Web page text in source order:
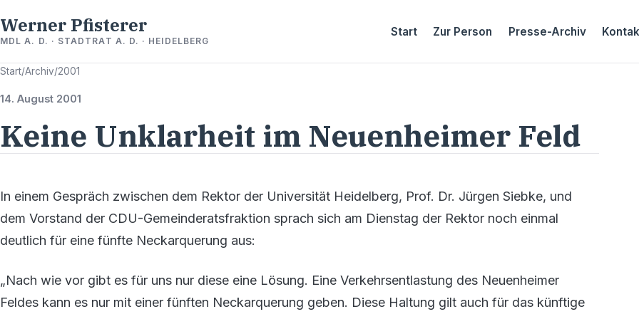
Werner Pfisterer
MDL A. D. · STADTRAT A. D. · HEIDELBERG
Start Zur Person Presse-Archiv
Start/Archiv/2001
14. August 2001
Keine Unklarheit im Neuenheimer Feld
In einem Gespräch zwischen dem Rektor der Universität Heidelberg, Prof. Dr. Jürgen Siebke, und
dem Vorstand der CDU-Gemeinderatsfraktion sprach sich am Dienstag der Rektor noch einmal
deutlich für eine fünfte Neckarquerung aus:
„Nach wie vor gibt es für uns nur diese eine Lösung. Eine Verkehrsentlastung des Neuenheimer
Feldes kann es nur mit einer fünften Neckarquerung geben. Diese Haltung gilt auch für das künftige